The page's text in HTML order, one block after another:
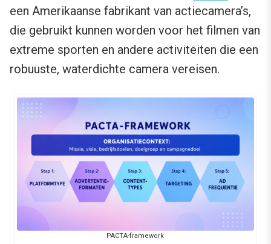
een Amerikaanse fabrikant van actiecamera’s,
die gebruikt kunnen worden voor het filmen van
extreme sporten en andere activiteiten die een
robuuste, waterdichte camera vereisen.
PACTA-framework